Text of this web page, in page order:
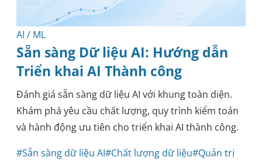
AI / ML
Sẵn sàng Dữ liệu AI: Hướng dẫn
Triển khai AI Thành công
Đánh giá sẵn sàng dữ liệu AI với khung toàn diện.
Khám phá yêu cầu chất lượng, quy trình kiểm toán
và hành động ưu tiên cho triển khai AI thành công.
#Sẵn sàng dữ liệu AI#Chất lượng dữ liệu#Quản trị